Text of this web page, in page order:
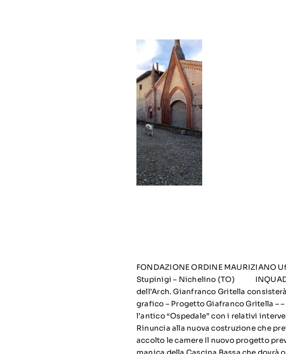
FONDAZIONE ORDINE
Stupinigi – Nichelino (TO)
dell’Arch. Gianfranco Gritella
grafico – Progetto Giafranco Gritella –
l’antico “Ospedale” con i relativi
Rinuncia alla nuova costruzione che
accolto le camere Il nuovo progetto